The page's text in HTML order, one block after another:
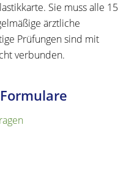
stikkarte. Sie muss alle 15
ärztliche
Prüfungen sind mit
verbunden.